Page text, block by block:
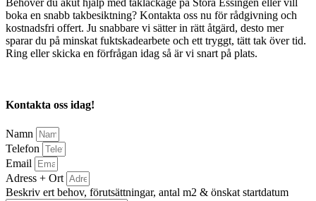
Behöver du akut hjälp med takläckage på Stora Essingen eller vill
boka en snabb takbesiktning? Kontakta oss nu för rådgivning och
kostnadsfri offert. Ju snabbare vi sätter in rätt åtgärd, desto mer
sparar du på minskat fuktskadearbete och ett tryggt, tätt tak över tid.
Ring eller skicka en förfrågan idag så är vi snart på plats.
Kontakta oss idag!
Namn
Telefon
Email
Adress + Ort
Beskriv ert behov, förutsättningar, antal m2 & önskat startdatum